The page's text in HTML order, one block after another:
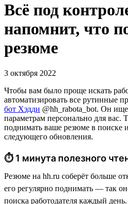
Всё под
напомнит, что
резюме
3 октября 2022
Чтобы вам было проще искать
автоматизировать все рутинные
бот Хэдди @hh_rabota_bot. Он
параметрам персонально для вас.
поднимать ваше резюме в поиске
следующего обновления.
⏱ 1 минута полезного
Резюме на hh.ru соберёт больше
его регулярно поднимать — так
поиска работодателя каждый день.